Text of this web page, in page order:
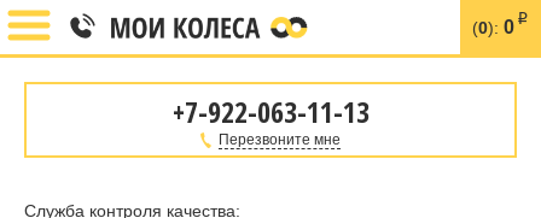
(0): 0 i
+7-922-063-11-13
Перезвоните мне
Служба контроля качества: